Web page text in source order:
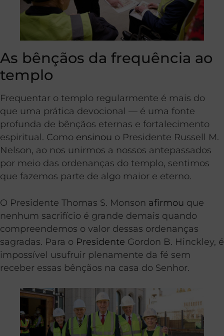
As bênçãos da frequência ao
templo
Frequentar o templo regularmente é mais do
que uma prática devocional — é uma fonte
profunda de bênçãos eternas e fortalecimento
espiritual. Como ensinou o Presidente Russell M.
Nelson, ao nos unirmos a nossos antepassados
por meio das ordenanças do templo, sentimos
que fazemos parte de algo maior e eterno.
O Presidente Thomas S. Monson afirmou que
nenhum sacrifício é grande demais quando
compreendemos o valor dessas ordenanças
sagradas. Para o Presidente Gordon B. Hinckley, é
impossível usufruir plenamente da fé sem
receber essas bênçãos na casa do Senhor.